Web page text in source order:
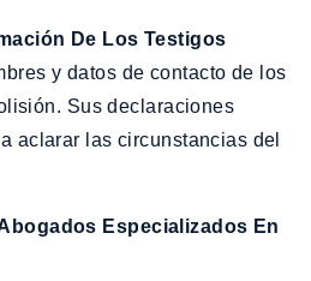
De Los Testigos
y datos de contacto de los
Sus declaraciones
aclarar las circunstancias del
Especializados En